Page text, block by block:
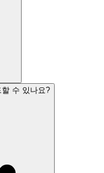
수 있나요?